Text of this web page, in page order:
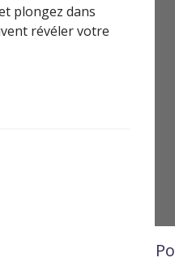
plongez dans
révéler votre